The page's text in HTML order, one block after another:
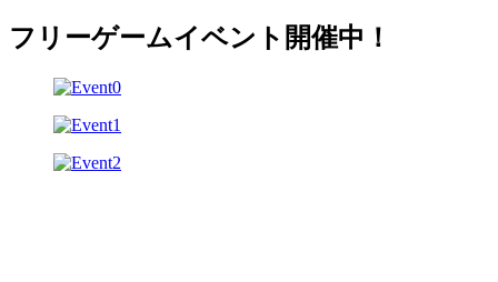
フリーゲームイベント開催中！